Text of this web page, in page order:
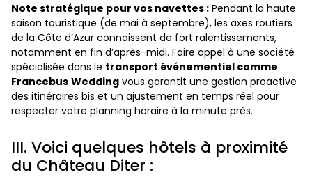
Note stratégique pour vos navettes : Pendant la haute
saison touristique (de mai à septembre), les axes routiers
de la Côte d’Azur connaissent de fort ralentissements,
notamment en fin d’après-midi. Faire appel à une société
spécialisée dans le transport événementiel comme
Francebus Wedding vous garantit une gestion proactive
des itinéraires bis et un ajustement en temps réel pour
respecter votre planning horaire à la minute près.
III. Voici quelques hôtels à proximité
du Château Diter :